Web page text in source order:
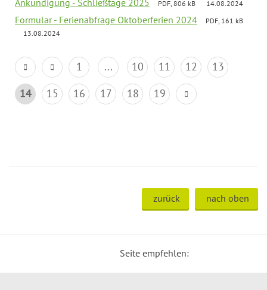
Ankündigung - Schließtage 2025 PDF, 806 kB 14.08.2024
Formular - Ferienabfrage Oktoberferien 2024
PDF, 161 kB
13.08.2024
1 ... 10 11 12
13
14
15 16 17 18 19
zurück nach oben
Seite empfehlen: